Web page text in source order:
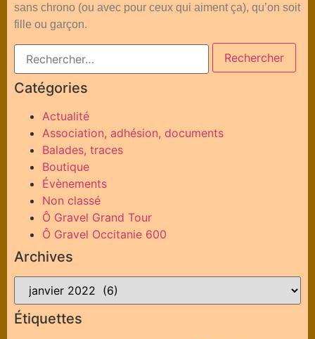
sans chrono (ou avec pour ceux qui aiment ça), qu’on soit
fille ou garçon.
Catégories
Actualité
Association, adhésion, documents
Balades, traces
Boutique
Évènements
Non classé
Ô Gravel Grand Tour
Ô Gravel Occitanie 600
Archives
Étiquettes